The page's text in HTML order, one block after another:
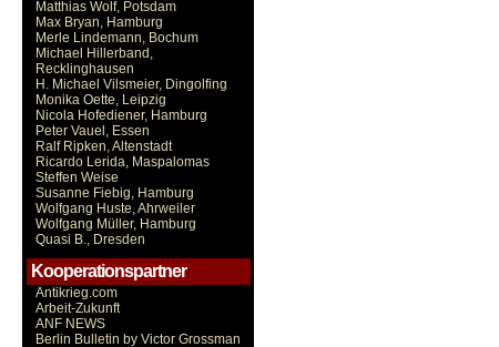
Matthias Wolf, Potsdam
Max Bryan, Hamburg
Merle Lindemann, Bochum
Michael Hillerband,
Recklinghausen
H. Michael Vilsmeier, Dingolfing
Monika Oette, Leipzig
Nicola Hofediener, Hamburg
Peter Vauel, Essen
Ralf Ripken, Altenstadt
Ricardo Lerida, Maspalomas
Steffen Weise
Susanne Fiebig, Hamburg
Wolfgang Huste, Ahrweiler
Wolfgang Müller, Hamburg
Quasi B., Dresden
Kooperationspartner
Antikrieg.com
Arbeit-Zukunft
ANF NEWS
Berlin Bulletin by Victor Grossman